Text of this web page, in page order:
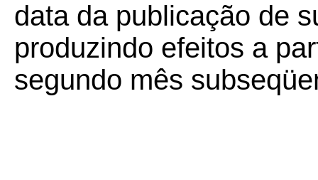
data da publicação de
produzindo efeitos a
segundo mês